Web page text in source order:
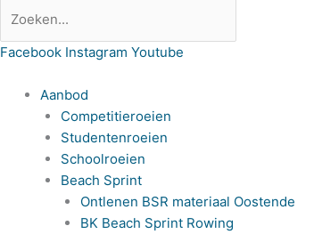
Facebook Instagram Youtube
Aanbod
Competitieroeien
Studentenroeien
Schoolroeien
Beach Sprint
Ontlenen BSR materiaal Oostende
BK Beach Sprint Rowing